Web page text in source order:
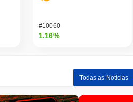
#10060
1.16%
Todas as Notícias